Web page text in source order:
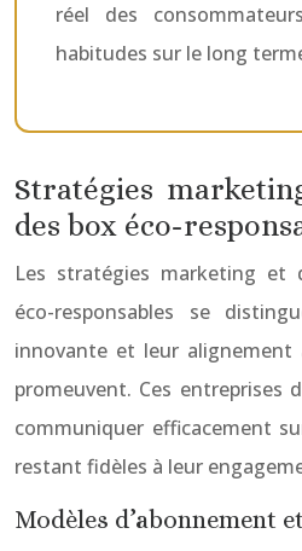
réel des
habitudes sur le long
Stratégies
des box éco-
Les stratégies marketing et
éco-responsables se
innovante et leur alignement
promeuvent. Ces entreprises
communiquer efficacement
restant fidèles à leur
Modèles d’abonnement